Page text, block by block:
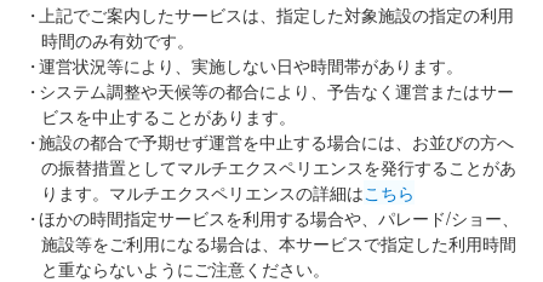
上記でご案内したサービスは、指定した対象施設の指定の利用
時間のみ有効です。
運営状況等により、実施しない日や時間帯があります。
システム調整や天候等の都合により、予告なく運営またはサー
ビスを中止することがあります。
施設の都合で予期せず運営を中止する場合には、お並びの方へ
の振替措置としてマルチエクスペリエンスを発行することがあ
ります。マルチエクスペリエンスの詳細はこちら
ほかの時間指定サービスを利用する場合や、パレード/ショー、
施設等をご利用になる場合は、本サービスで指定した利用時間
と重ならないようにご注意ください。